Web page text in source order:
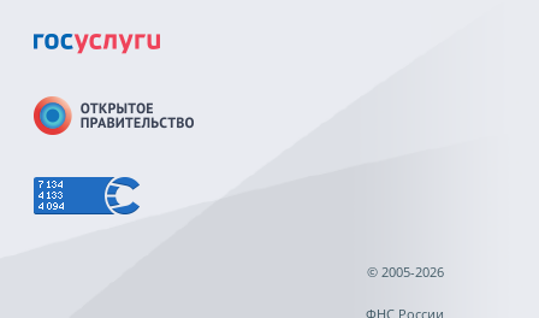
© 2005-2026
ФНС России